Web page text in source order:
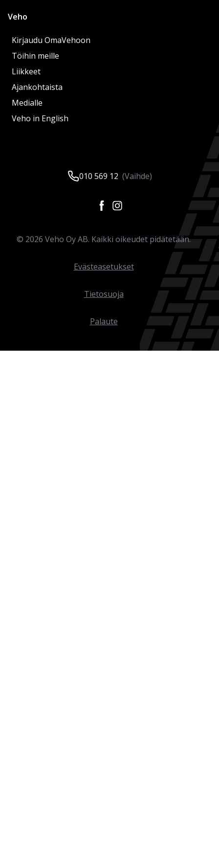
Veho
Kirjaudu OmaVehoon
Töihin meille
Liikkeet
Ajankohtaista
Medialle
Veho in English
010 569 12 (Vaihde)
© 2026 Veho Oy AB. Kaikki oikeudet pidätetään.
Evästeasetukset
Tietosuoja
Palaute